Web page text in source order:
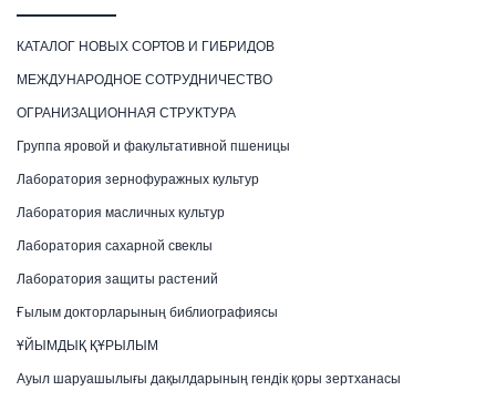
КАТАЛОГ НОВЫХ СОРТОВ И ГИБРИДОВ
МЕЖДУНАРОДНОЕ СОТРУДНИЧЕСТВО
ОГРАНИЗАЦИОННАЯ СТРУКТУРА
Группа яровой и факультативной пшеницы
Лаборатория зернофуражных культур
Лаборатория масличных культур
Лаборатория сахарной свеклы
Лаборатория защиты растений
Ғылым докторларының библиографиясы
ҰЙЫМДЫҚ ҚҰРЫЛЫМ
Ауыл шаруашылығы дақылдарының гендік қоры зертханасы